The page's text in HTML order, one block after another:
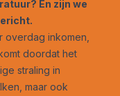
En zijn we
overdag inkomen,
doordat het
straling in
maar ook